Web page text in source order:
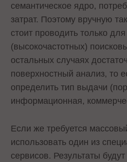
семантическое ядро,
затрат. Поэтому вручную
стоит проводить только
(высокочастотных)
остальных случаях
поверхностный анализ, то
определить тип выдачи
информационная,
Если же требуется
использовать один из
сервисов. Результаты